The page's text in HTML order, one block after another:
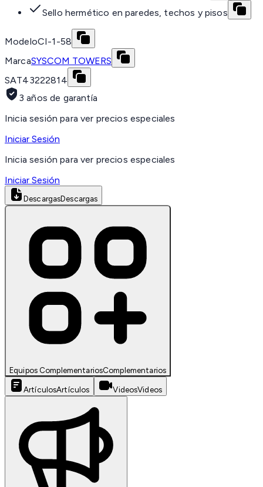
Sello hermético en paredes, techos y pisos
ModeloCI-1-58
MarcaSYSCOM TOWERS
SAT43222814
3 años de garantía
Inicia sesión para ver precios especiales
Iniciar Sesión
Inicia sesión para ver precios especiales
Iniciar Sesión
DescargasDescargas
Equipos ComplementariosComplementarios
ArtículosArtículos VideosVideos